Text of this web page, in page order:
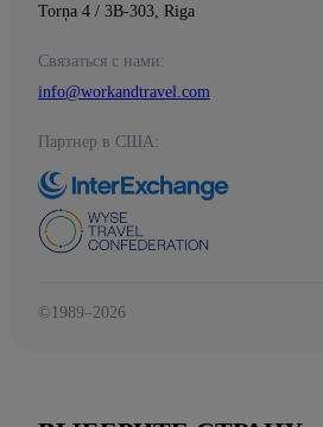
Torņa 4 / 3B-303, Riga
Связаться с нами:
info@workandtravel.com
Партнер в США:
©1989–2026